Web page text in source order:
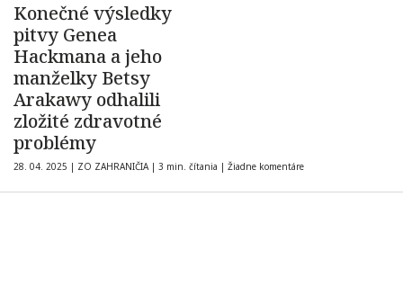
Konečné výsledky
pitvy Genea
Hackmana a jeho
manželky Betsy
Arakawy odhalili
zložité zdravotné
problémy
28. 04. 2025 | ZO ZAHRANIČIA | 3 min. čítania | Žiadne komentáre